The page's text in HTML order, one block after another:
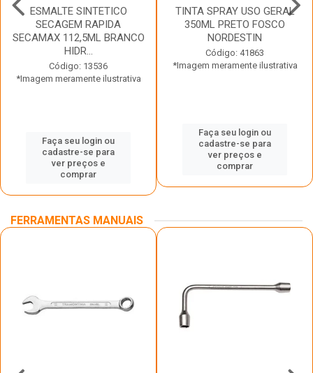
ESMALTE SINTETICO
SECAGEM RAPIDA
SECAMAX 112,5ML BRANCO
HIDR...
Código: 13536
*Imagem meramente ilustrativa
Faça seu login ou
cadastre-se para
ver preços e
comprar
TINTA SPRAY USO GERAL
350ML PRETO FOSCO
NORDESTIN
Código: 41863
*Imagem meramente ilustrativa
Faça seu login ou
cadastre-se para
ver preços e
comprar
FERRAMENTAS MANUAIS